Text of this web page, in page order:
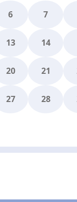
6 7
13 14
20 21
27 28